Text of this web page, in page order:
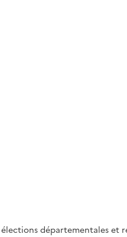
départementales et